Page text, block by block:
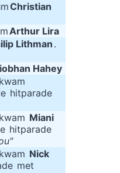
Christian
Arthur Lira
Lithman .
Hahey
hitparade
Miani
hitparade
Nick
met